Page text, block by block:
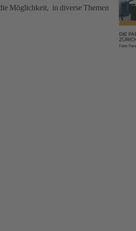
Möglichkeit, in diverse Themen